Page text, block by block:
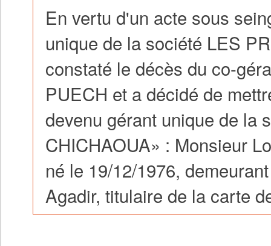
En vertu d'un acte sous
unique de la société LES
constaté le décès du co-
PUECH et a décidé de
devenu gérant unique de la
CHICHAOUA» : Monsieur
né le 19/12/1976,
Agadir, titulaire de la carte